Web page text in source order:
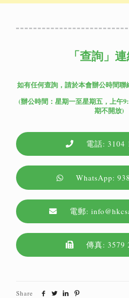
「查詢」 連
如有任何查詢，請於本會辦公時間聯
(辦公時間：星期一至星期五，上午
期不開放)
電話: 3104
WhatsApp:
電郵:
傳真: 3579
Share